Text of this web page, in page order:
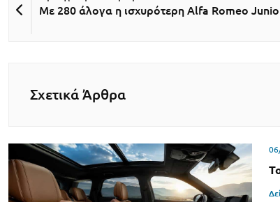
Με 280 άλογα η ισχυρότερη Alfa Romeo
Σχετικά Άρθρα